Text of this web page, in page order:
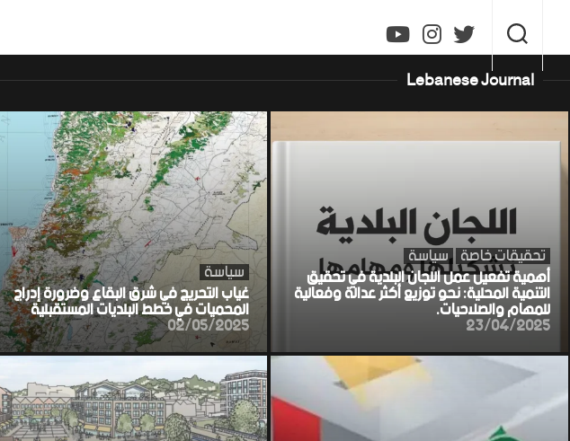
content
Lebanese Journal
سياسة
غياب التحريج في شرق البقاع وضرورة إدراج
المحميات في خطط البلديات المستقبلية
02/05/2025
تحقيقات خاصة سياسة
أهمية تفعيل عمل اللجان البلدية في تحقيق
التنمية المحلية: نحو توزيع أكثر عدالة وفعالية
للمهام والصلاحيات.
23/04/2025